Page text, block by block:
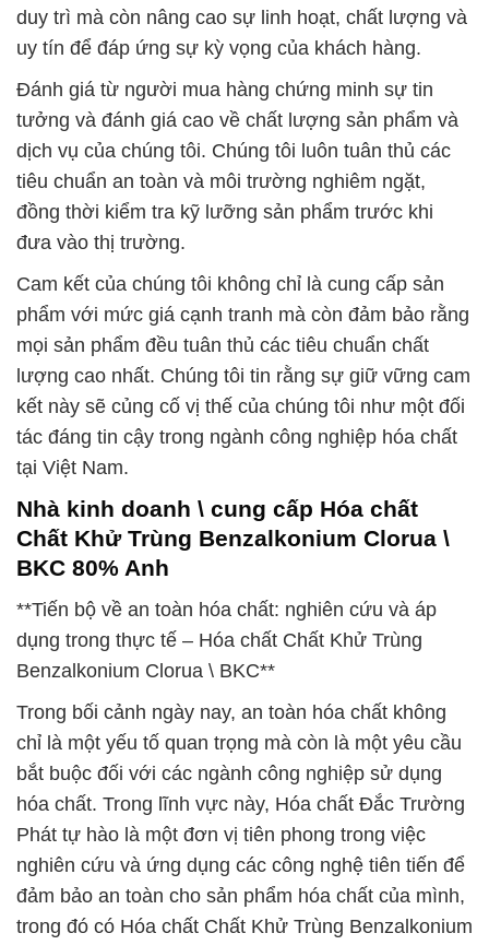
duy trì mà còn nâng cao sự linh hoạt, chất lượng và
uy tín để đáp ứng sự kỳ vọng của khách hàng.
Đánh giá từ người mua hàng chứng minh sự tin
tưởng và đánh giá cao về chất lượng sản phẩm và
dịch vụ của chúng tôi. Chúng tôi luôn tuân thủ các
tiêu chuẩn an toàn và môi trường nghiêm ngặt,
đồng thời kiểm tra kỹ lưỡng sản phẩm trước khi
đưa vào thị trường.
Cam kết của chúng tôi không chỉ là cung cấp sản
phẩm với mức giá cạnh tranh mà còn đảm bảo rằng
mọi sản phẩm đều tuân thủ các tiêu chuẩn chất
lượng cao nhất. Chúng tôi tin rằng sự giữ vững cam
kết này sẽ củng cố vị thế của chúng tôi như một đối
tác đáng tin cậy trong ngành công nghiệp hóa chất
tại Việt Nam.
Nhà kinh doanh \ cung cấp Hóa chất
Chất Khử Trùng Benzalkonium Clorua \
BKC 80% Anh
**Tiến bộ về an toàn hóa chất: nghiên cứu và áp
dụng trong thực tế – Hóa chất Chất Khử Trùng
Benzalkonium Clorua \ BKC**
Trong bối cảnh ngày nay, an toàn hóa chất không
chỉ là một yếu tố quan trọng mà còn là một yêu cầu
bắt buộc đối với các ngành công nghiệp sử dụng
hóa chất. Trong lĩnh vực này, Hóa chất Đắc Trường
Phát tự hào là một đơn vị tiên phong trong việc
nghiên cứu và ứng dụng các công nghệ tiên tiến để
đảm bảo an toàn cho sản phẩm hóa chất của mình,
trong đó có Hóa chất Chất Khử Trùng Benzalkonium